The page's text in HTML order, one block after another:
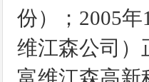
份）；2005
维江森公司）